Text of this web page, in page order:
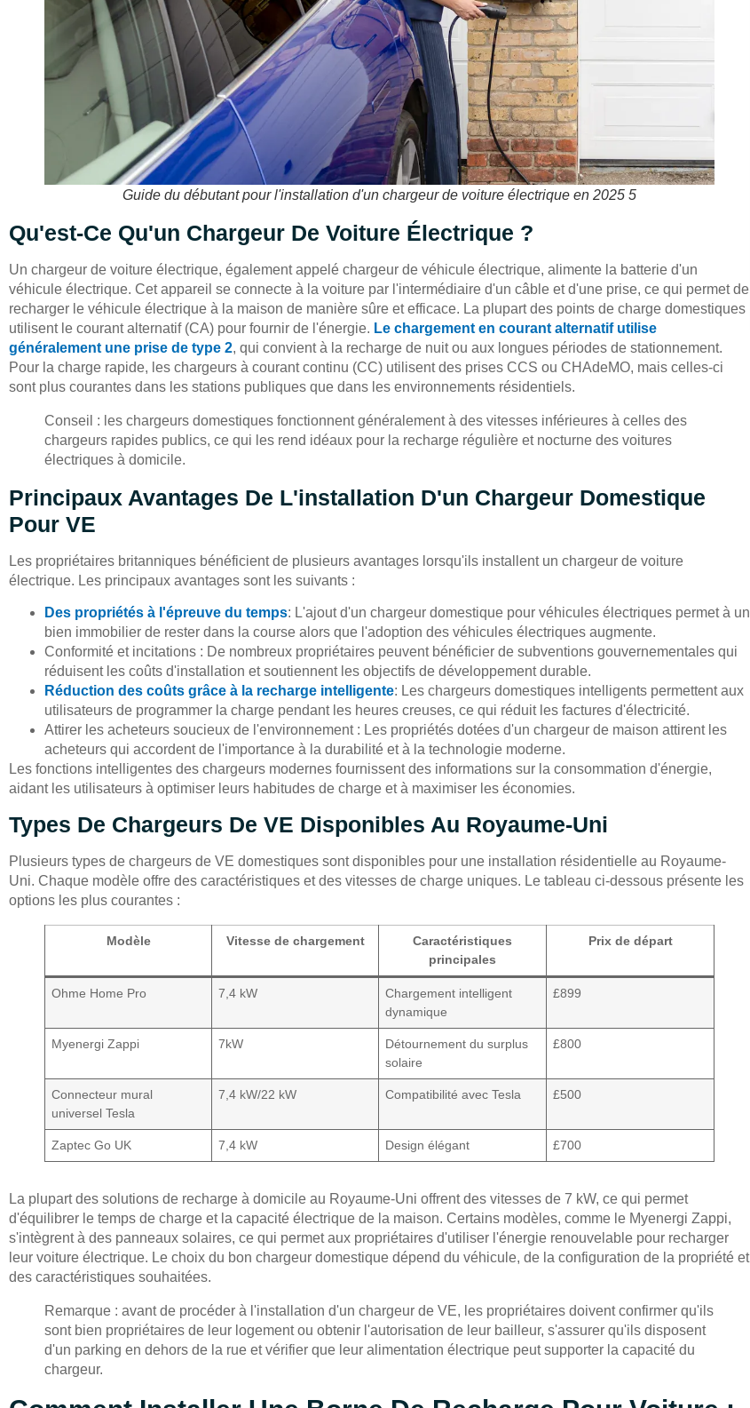
Guide du débutant pour l'installation d'un chargeur de voiture électrique en 2025 5
Qu'est-Ce Qu'un Chargeur De Voiture Électrique ?
Un chargeur de voiture électrique, également appelé chargeur de véhicule électrique, alimente la batterie d'un
véhicule électrique. Cet appareil se connecte à la voiture par l'intermédiaire d'un câble et d'une prise, ce qui permet de
recharger le véhicule électrique à la maison de manière sûre et efficace. La plupart des points de charge domestiques
utilisent le courant alternatif (CA) pour fournir de l'énergie. Le chargement en courant alternatif utilise
généralement une prise de type 2, qui convient à la recharge de nuit ou aux longues périodes de stationnement.
Pour la charge rapide, les chargeurs à courant continu (CC) utilisent des prises CCS ou CHAdeMO, mais celles-ci
sont plus courantes dans les stations publiques que dans les environnements résidentiels.
Conseil : les chargeurs domestiques fonctionnent généralement à des vitesses inférieures à celles des
chargeurs rapides publics, ce qui les rend idéaux pour la recharge régulière et nocturne des voitures
électriques à domicile.
Principaux Avantages De L'installation D'un Chargeur Domestique
Pour VE
Les propriétaires britanniques bénéficient de plusieurs avantages lorsqu'ils installent un chargeur de voiture
électrique. Les principaux avantages sont les suivants :
Des propriétés à l'épreuve du temps: L'ajout d'un chargeur domestique pour véhicules électriques permet à un
bien immobilier de rester dans la course alors que l'adoption des véhicules électriques augmente.
Conformité et incitations : De nombreux propriétaires peuvent bénéficier de subventions gouvernementales qui
réduisent les coûts d'installation et soutiennent les objectifs de développement durable.
Réduction des coûts grâce à la recharge intelligente: Les chargeurs domestiques intelligents permettent aux
utilisateurs de programmer la charge pendant les heures creuses, ce qui réduit les factures d'électricité.
Attirer les acheteurs soucieux de l'environnement : Les propriétés dotées d'un chargeur de maison attirent les
acheteurs qui accordent de l'importance à la durabilité et à la technologie moderne.
Les fonctions intelligentes des chargeurs modernes fournissent des informations sur la consommation d'énergie,
aidant les utilisateurs à optimiser leurs habitudes de charge et à maximiser les économies.
Types De Chargeurs De VE Disponibles Au Royaume-Uni
Plusieurs types de chargeurs de VE domestiques sont disponibles pour une installation résidentielle au Royaume-
Uni. Chaque modèle offre des caractéristiques et des vitesses de charge uniques. Le tableau ci-dessous présente les
options les plus courantes :
Modèle Vitesse de chargement
Caractéristiques
principales
Prix de départ
Ohme Home Pro 7,4 kW
Chargement intelligent
dynamique
£899
Myenergi Zappi 7kW
Détournement du surplus
solaire
£800
Connecteur mural
universel Tesla
7,4 kW/22 kW Compatibilité avec Tesla £500
Zaptec Go UK 7,4 kW Design élégant £700
La plupart des solutions de recharge à domicile au Royaume-Uni offrent des vitesses de 7 kW, ce qui permet
d'équilibrer le temps de charge et la capacité électrique de la maison. Certains modèles, comme le Myenergi Zappi,
s'intègrent à des panneaux solaires, ce qui permet aux propriétaires d'utiliser l'énergie renouvelable pour recharger
leur voiture électrique. Le choix du bon chargeur domestique dépend du véhicule, de la configuration de la propriété et
des caractéristiques souhaitées.
Remarque : avant de procéder à l'installation d'un chargeur de VE, les propriétaires doivent confirmer qu'ils
sont bien propriétaires de leur logement ou obtenir l'autorisation de leur bailleur, s'assurer qu'ils disposent
d'un parking en dehors de la rue et vérifier que leur alimentation électrique peut supporter la capacité du
chargeur.